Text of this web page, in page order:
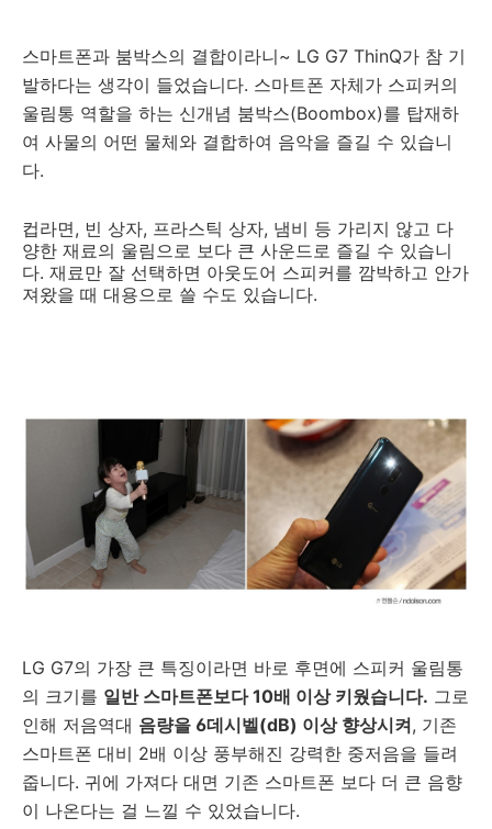
스마트폰과 붐박스의 결합이라니~ LG G7 ThinQ가 참 기
발하다는 생각이 들었습니다. 스마트폰 자체가 스피커의
울림통 역할을 하는 신개념 붐박스(Boombox)를 탑재하
여 사물의 어떤 물체와 결합하여 음악을 즐길 수 있습니
다.
컵라면, 빈 상자, 프라스틱 상자, 냄비 등 가리지 않고 다
양한 재료의 울림으로 보다 큰 사운드로 즐길 수 있습니
다. 재료만 잘 선택하면 아웃도어 스피커를 깜박하고 안가
져왔을 때 대용으로 쓸 수도 있습니다.
LG G7의 가장 큰 특징이라면 바로 후면에 스피커 울림통
의 크기를 일반 스마트폰보다 10배 이상 키웠습니다. 그로
인해 저음역대 음량을 6데시벨(dB) 이상 향상시켜, 기존
스마트폰 대비 2배 이상 풍부해진 강력한 중저음을 들려
줍니다. 귀에 가져다 대면 기존 스마트폰 보다 더 큰 음향
이 나온다는 걸 느낄 수 있었습니다.